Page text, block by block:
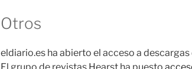
Otros
eldiario.es ha abierto el acceso a descargas